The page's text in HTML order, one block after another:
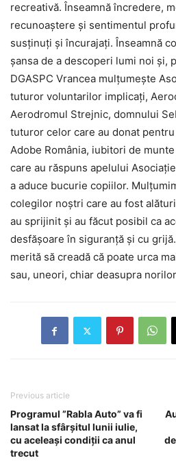
recreativă. Înseamnă încredere,
recunoaștere și sentimentul
susținuți și încurajați. Înseamnă
șansa de a descoperi lumi noi și,
DGASPC Vrancea mulțumește
tuturor voluntarilor implicați,
Aerodromul Strejnic, domnului
tuturor celor care au donat
Adobe România, iubitori de
care au răspuns apelului
a aduce bucurie copiilor.
colegilor noștri care au fost
au sprijinit și au făcut posibil ca
desfășoare în siguranță și cu
merită să creadă că poate urca
sau, uneori, chiar deasupra
Previous article
Programul ”Rabla Auto” va fi
lansat la sfârșitul lunii iulie,
cu aceleași condiții ca anul
trecut